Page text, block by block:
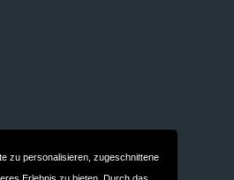
zu personalisieren, zugeschnittene